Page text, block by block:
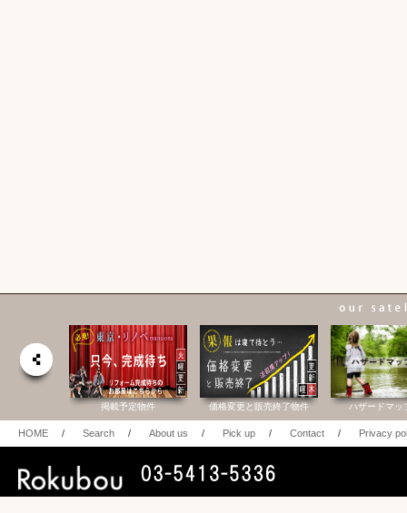
掲載予定物件 価格変更と販売終了物件 ハザードマッ
HOME / Search / About us / Pick up / Contact / Privacy